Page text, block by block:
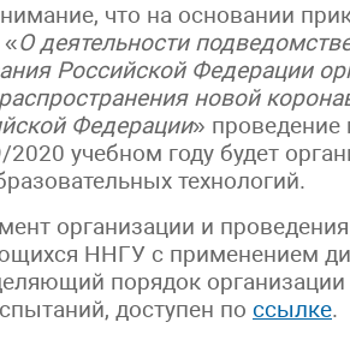
что на основании
О деятельности
Российской Федерации
новой
Федерации» проведение
2020 учебном году будет
технологий.
организации и
ННГУ с применением
порядок
доступен по ссылке.